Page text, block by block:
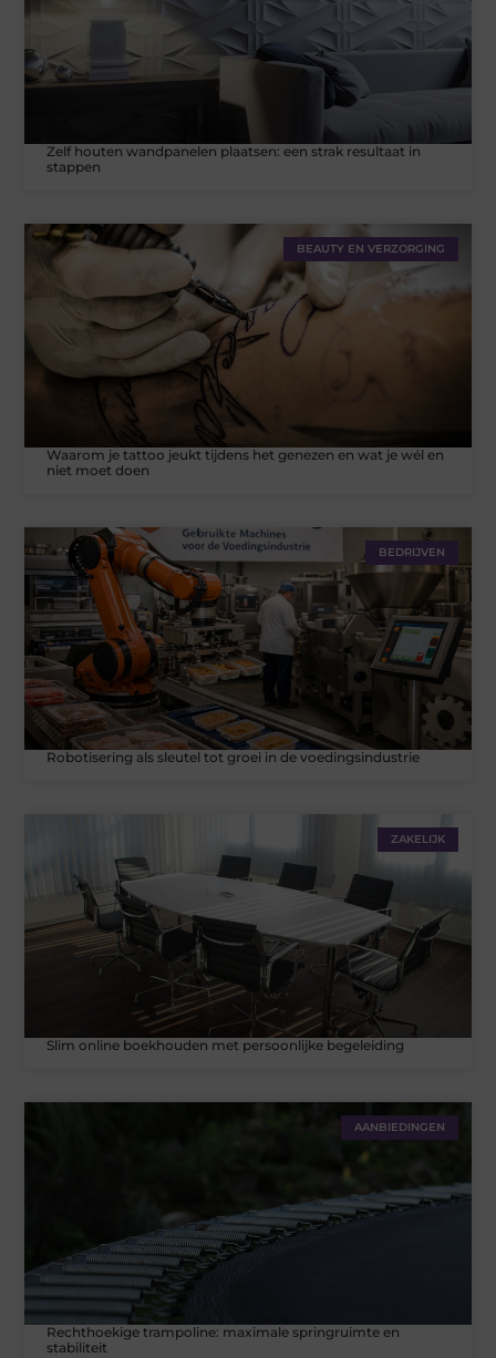
Zelf houten wandpanelen plaatsen: een strak resultaat in
stappen
BEAUTY EN VERZORGING
Waarom je tattoo jeukt tijdens het genezen en wat je wél en
niet moet doen
BEDRIJVEN
Robotisering als sleutel tot groei in de voedingsindustrie
ZAKELIJK
Slim online boekhouden met persoonlijke begeleiding
AANBIEDINGEN
Rechthoekige trampoline: maximale springruimte en
stabiliteit